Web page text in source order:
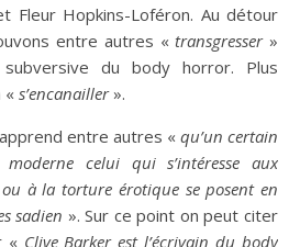
Fleur Hopkins-Loféron. Au détour
entre autres «transgresser»
du body horror. Plus
« s’encanailler».
entre autres « qu’un certain
celui qui s’intéresse aux
ou à la torture érotique se posent en
sadien ». Sur ce point on peut citer
« Clive Barker est l’écrivain du body